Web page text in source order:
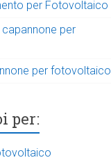
per Fotovoltaico
per
per fotovoltaico
per: